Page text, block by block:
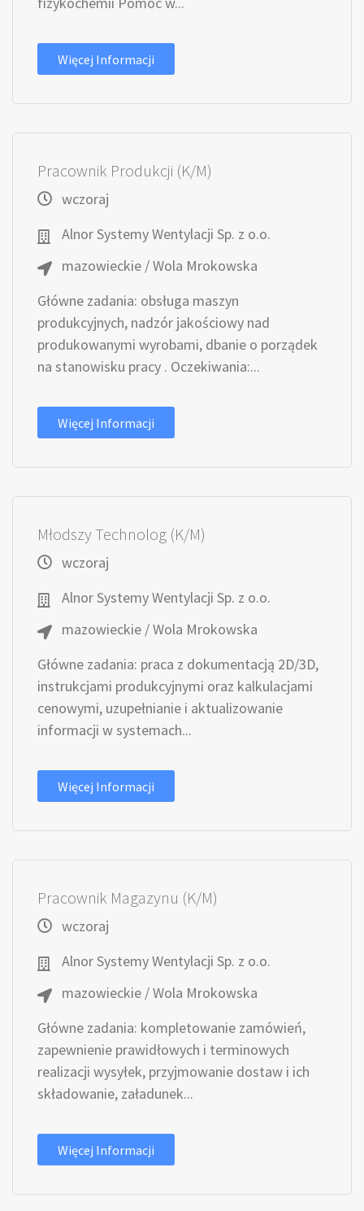
Więcej Informacji
Pracownik Produkcji (K/M)
wczoraj
Alnor Systemy Wentylacji Sp. z o.o.
mazowieckie / Wola Mrokowska
Główne zadania: obsługa maszyn
produkcyjnych, nadzór jakościowy nad
produkowanymi wyrobami, dbanie o porządek
na stanowisku pracy . Oczekiwania:...
Więcej Informacji
Młodszy Technolog (K/M)
wczoraj
Alnor Systemy Wentylacji Sp. z o.o.
mazowieckie / Wola Mrokowska
Główne zadania: praca z dokumentacją 2D/3D,
instrukcjami produkcyjnymi oraz kalkulacjami
cenowymi, uzupełnianie i aktualizowanie
informacji w systemach...
Więcej Informacji
Pracownik Magazynu (K/M)
wczoraj
Alnor Systemy Wentylacji Sp. z o.o.
mazowieckie / Wola Mrokowska
Główne zadania: kompletowanie zamówień,
zapewnienie prawidłowych i terminowych
realizacji wysyłek, przyjmowanie dostaw i ich
składowanie, załadunek...
Więcej Informacji